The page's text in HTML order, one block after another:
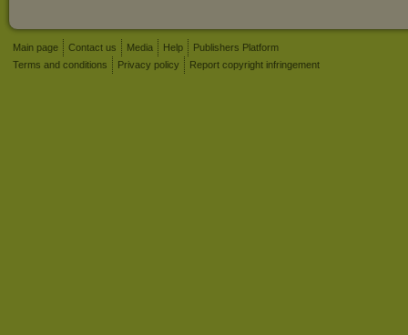
Main page Contact us Media Help
Publishers Platform
Terms and conditions
Privacy policy Report copyright infringement